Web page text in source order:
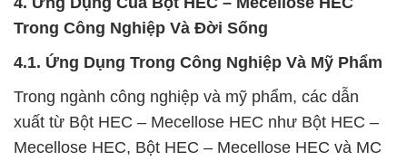
Trong Công Nghiệp Và Đời Sống
4.1. Ứng Dụng Trong Công Nghiệp Và Mỹ Phẩm
Trong ngành công nghiệp và mỹ phẩm, các dẫn
xuất từ Bột HEC – Mecellose HEC như Bột HEC –
Mecellose HEC, Bột HEC – Mecellose HEC và MC